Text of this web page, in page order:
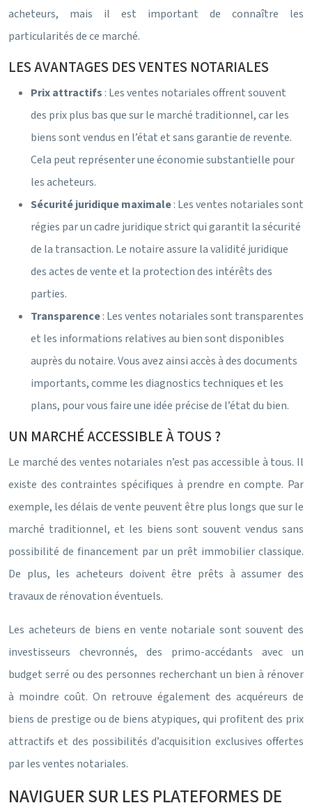
acheteurs, mais il est important de connaître les
particularités de ce marché.
LES AVANTAGES DES VENTES NOTARIALES
Prix attractifs : Les ventes notariales offrent souvent
des prix plus bas que sur le marché traditionnel, car les
biens sont vendus en l’état et sans garantie de revente.
Cela peut représenter une économie substantielle pour
les acheteurs.
Sécurité juridique maximale: Les ventes notariales sont
régies par un cadre juridique strict qui garantit la sécurité
de la transaction. Le notaire assure la validité juridique
des actes de vente et la protection des intérêts des
parties.
Transparence: Les ventes notariales sont transparentes
et les informations relatives au bien sont disponibles
auprès du notaire. Vous avez ainsi accès à des documents
importants, comme les diagnostics techniques et les
plans, pour vous faire une idée précise de l’état du bien.
UN MARCHÉ ACCESSIBLE À TOUS ?
Le marché des ventes notariales n’est pas accessible à tous. Il
existe des contraintes spécifiques à prendre en compte. Par
exemple, les délais de vente peuvent être plus longs que sur le
marché traditionnel, et les biens sont souvent vendus sans
possibilité de financement par un prêt immobilier classique.
De plus, les acheteurs doivent être prêts à assumer des
travaux de rénovation éventuels.
Les acheteurs de biens en vente notariale sont souvent des
investisseurs chevronnés, des primo-accédants avec un
budget serré ou des personnes recherchant un bien à rénover
à moindre coût. On retrouve également des acquéreurs de
biens de prestige ou de biens atypiques, qui profitent des prix
attractifs et des possibilités d’acquisition exclusives offertes
par les ventes notariales.
NAVIGUER SUR LES PLATEFORMES DE